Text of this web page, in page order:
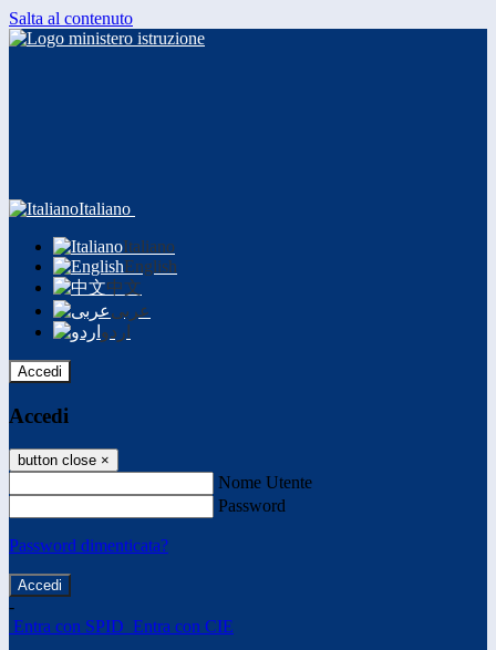
Salta al contenuto
Italiano
Italiano
English
中文
عربى
اردو
Accedi
Accedi
button close ×
Nome Utente
Password
Password dimenticata?
-
Entra con SPID Entra con CIE